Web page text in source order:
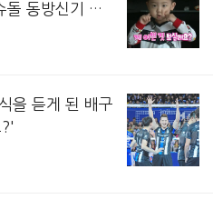
돌 동방신기 이
해요. KBS 슈퍼맨이 돌아왔다 # 고고부자, 친
을 듣게 된 배구